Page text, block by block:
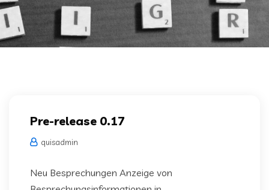
Pre-release 0.17
quisadmin
Neu Besprechungen Anzeige von